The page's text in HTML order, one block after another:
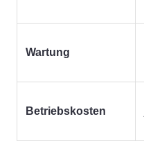
Wartung
Betriebskosten